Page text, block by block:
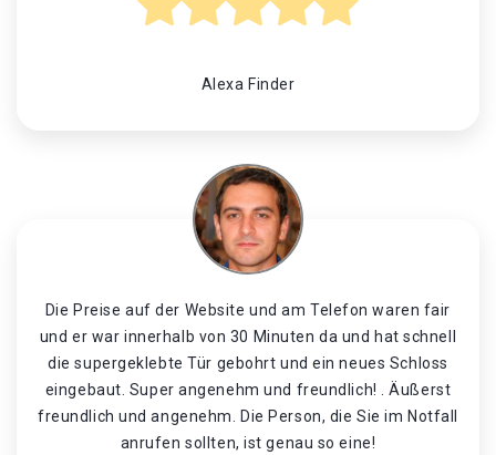
Alexa Finder
Die Preise auf der Website und am Telefon waren fair
und er war innerhalb von 30 Minuten da und hat schnell
die supergeklebte Tür gebohrt und ein neues Schloss
eingebaut. Super angenehm und freundlich! . Äußerst
freundlich und angenehm. Die Person, die Sie im Notfall
anrufen sollten, ist genau so eine!